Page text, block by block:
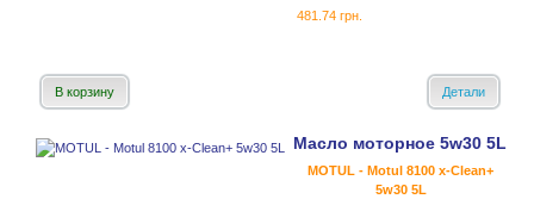
481.74 грн.
В корзину Детали
Масло моторное 5w30 5L
MOTUL - Motul 8100 x-Clean+
5w30 5L